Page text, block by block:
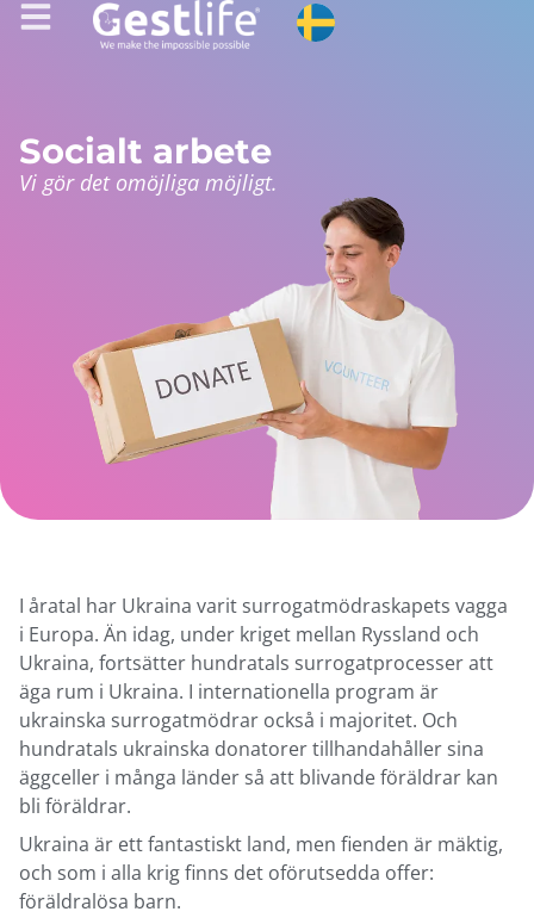
Socialt arbete
Vi gör det omöjliga möjligt.
I åratal har Ukraina varit surrogatmödraskapets vagga
i Europa. Än idag, under kriget mellan Ryssland och
Ukraina, fortsätter hundratals surrogatprocesser att
äga rum i Ukraina. I internationella program är
ukrainska surrogatmödrar också i majoritet. Och
hundratals ukrainska donatorer tillhandahåller sina
äggceller i många länder så att blivande föräldrar kan
bli föräldrar.
Ukraina är ett fantastiskt land, men fienden är mäktig,
och som i alla krig finns det oförutsedda offer:
föräldralösa barn.